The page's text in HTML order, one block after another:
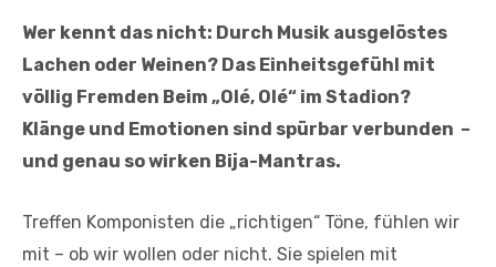
Wer kennt das nicht: Durch Musik ausgelöstes
Lachen oder Weinen? Das Einheitsgefühl mit
völlig Fremden Beim „Olé, Olé“ im Stadion?
Klänge und Emotionen sind spürbar verbunden –
und genau so wirken Bija-Mantras.
Treffen Komponisten die „richtigen“ Töne, fühlen wir
mit – ob wir wollen oder nicht. Sie spielen mit